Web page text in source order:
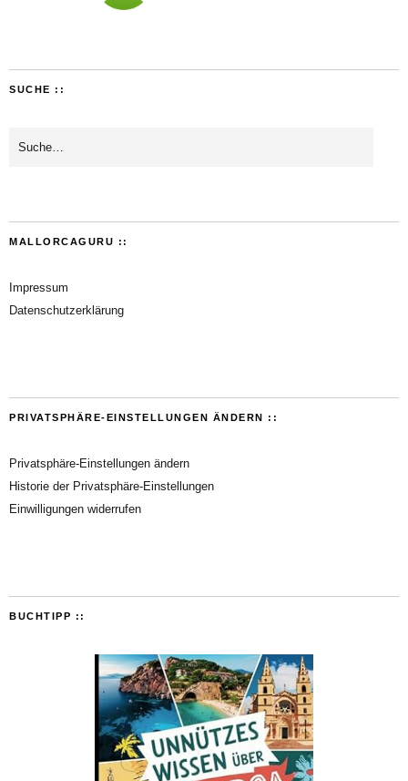
SUCHE ::
MALLORCAGURU ::
Impressum
Datenschutzerklärung
PRIVATSPHÄRE-EINSTELLUNGEN ÄNDERN ::
Privatsphäre-Einstellungen ändern
Historie der Privatsphäre-Einstellungen
Einwilligungen widerrufen
BUCHTIPP ::